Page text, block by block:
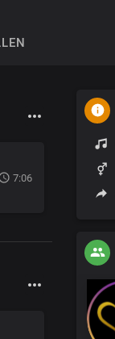
7:06